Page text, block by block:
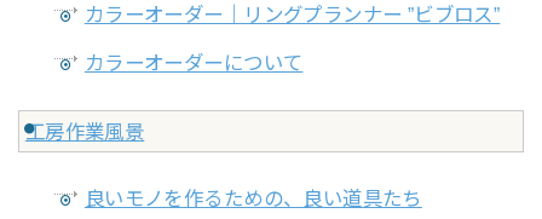
カラーオーダー｜リングプランナー ”ビブロス”
カラーオーダーについて
工房作業風景
良いモノを作るための、良い道具たち